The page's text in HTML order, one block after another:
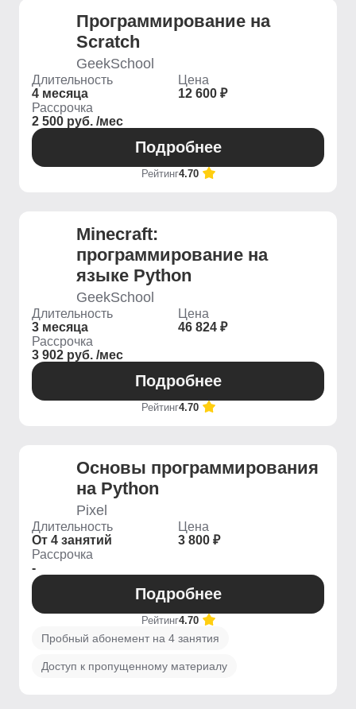
Программирование на
Scratch
GeekSchool
Длительность
4 месяца
Цена
12 600 ₽
Рассрочка
2 500 руб. /мес
Подробнее
Рейтинг4.70
Minecraft:
программирование на
языке Python
GeekSchool
Длительность
3 месяца
Цена
46 824 ₽
Рассрочка
3 902 руб. /мес
Подробнее
Рейтинг4.70
Основы программирования
на Python
Pixel
Длительность
От 4 занятий
Цена
3 800 ₽
Рассрочка
-
Подробнее
Рейтинг4.70
Пробный абонемент на 4 занятия
Доступ к пропущенному материалу